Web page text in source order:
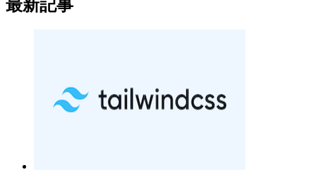
最新記事